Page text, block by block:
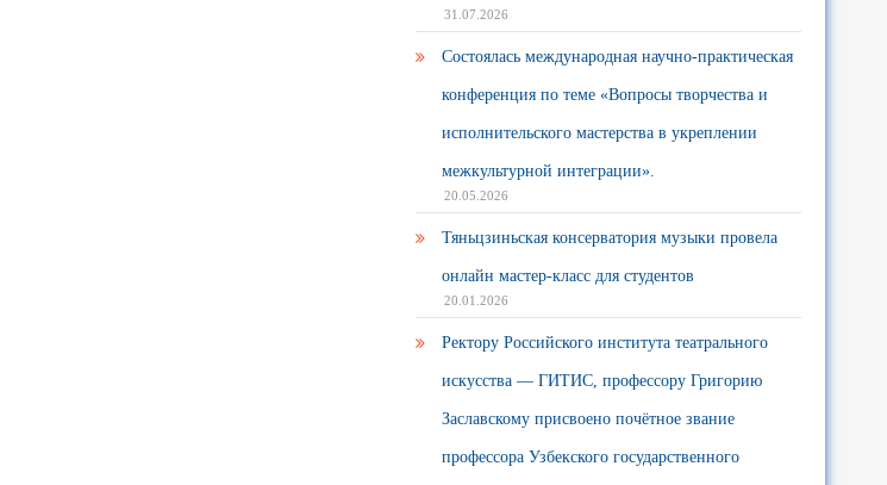
31.07.2026
Состоялась международная научно-практическая
конференция по теме «Вопросы творчества и
исполнительского мастерства в укреплении
межкультурной интеграции».
20.05.2026
Тяньцзиньская консерватория музыки провела
онлайн мастер-класс для студентов
20.01.2026
Ректору Российского института театрального
искусства — ГИТИС, профессору Григорию
Заславскому присвоено почётное звание
профессора Узбекского государственного